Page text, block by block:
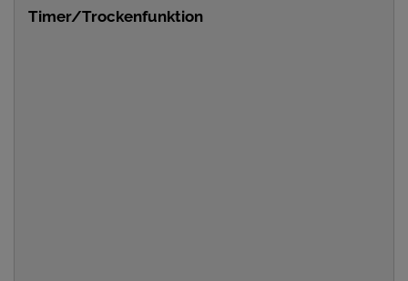
Timer/Trockenfunktion